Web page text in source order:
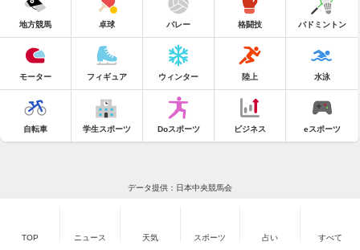
地方競馬 卓球 バレー 格闘技 バドミントン
モーター フィギュア ウィンター 陸上 水泳
自転車 学生スポーツ Doスポーツ ビジネス eスポーツ
データ提供：日本中央競馬会
TOP ニュース 天気 スポーツ 占い すべて